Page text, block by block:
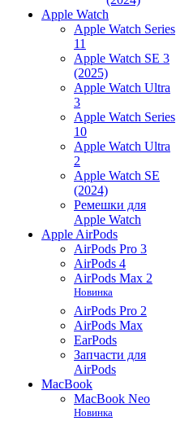
Apple Watch
Apple Watch Series
11
Apple Watch SE 3
(2025)
Apple Watch Ultra
3
Apple Watch Series
10
Apple Watch Ultra
2
Apple Watch SE
(2024)
Ремешки для
Apple Watch
Apple AirPods
AirPods Pro 3
AirPods 4
AirPods Max 2
Новинка
AirPods Pro 2
AirPods Max
EarPods
Запчасти для
AirPods
MacBook
MacBook Neo
Новинка